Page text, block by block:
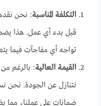
التكلفة المناسبة: نحن
قبل بدء أي عمل. هذا
تواجه أي مفاجآت فيما
القيمة العالية: بالرغم من
نتنازل عن الجودة. نحن
ضمانات على عملنا، مما